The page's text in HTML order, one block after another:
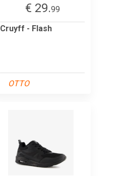
€ 29.99
Cruyff - Flash
OTTO